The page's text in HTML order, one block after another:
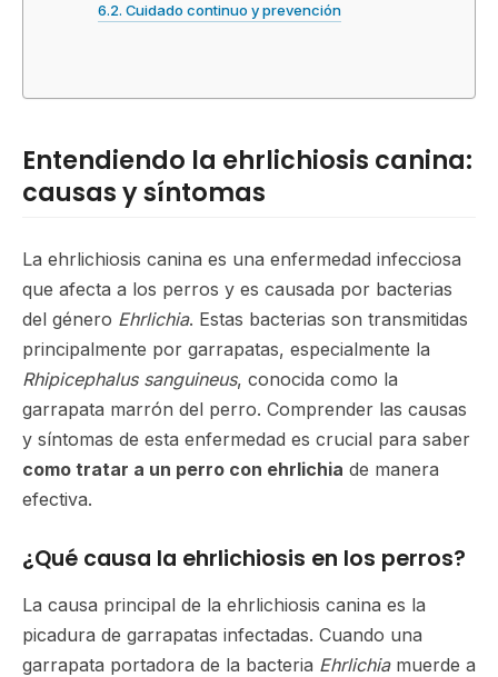
Cuidado continuo y prevención
Entendiendo la ehrlichiosis canina:
causas y síntomas
La ehrlichiosis canina es una enfermedad infecciosa
que afecta a los perros y es causada por bacterias
del género Ehrlichia. Estas bacterias son transmitidas
principalmente por garrapatas, especialmente la
Rhipicephalus sanguineus, conocida como la
garrapata marrón del perro. Comprender las causas
y síntomas de esta enfermedad es crucial para saber
como tratar a un perro con ehrlichia de manera
efectiva.
¿Qué causa la ehrlichiosis en los perros?
La causa principal de la ehrlichiosis canina es la
picadura de garrapatas infectadas. Cuando una
garrapata portadora de la bacteria Ehrlichiamuerde a